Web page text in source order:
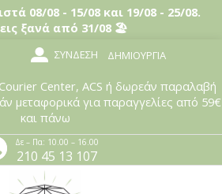
08/08 - 15/08 και 19/08 - 25/08.
ξανά από 31/08 🏖️
ΣΎΝΔΕΣΗ ΔΗΜΙΟΥΡΓΊΑ
Center, ACS ή δωρεάν παραλαβή
μεταφορικά για παραγγελίες από 59€
και πάνω
Δε – Πα: 10.00 – 16.00
210 45 13 107